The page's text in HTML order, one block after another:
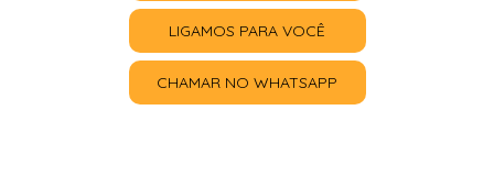
LIGAMOS PARA VOCÊ
CHAMAR NO WHATSAPP